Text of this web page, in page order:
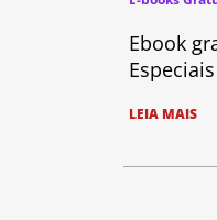
Ebook
LEIA MAIS